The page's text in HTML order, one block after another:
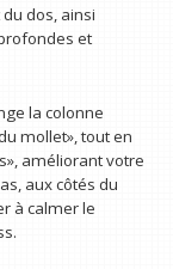
dos, ainsi
et
la colonne
mollet», tout en
améliorant votre
aux côtés du
à calmer le